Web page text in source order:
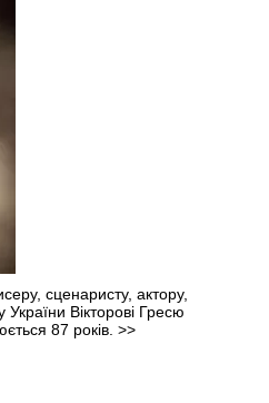
сценаристу, актору,
Вікторові Гресю
87 років. >>